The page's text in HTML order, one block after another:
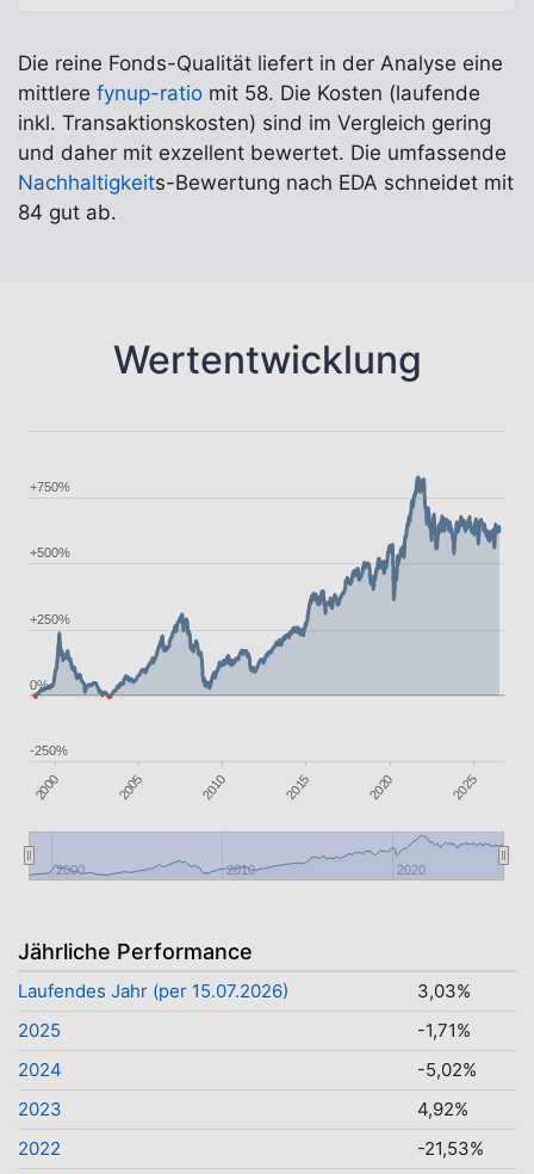
Die reine Fonds-Qualität liefert in der Analyse eine
mittlere fynup-ratio mit 58. Die Kosten (laufende
inkl. Transaktionskosten) sind im Vergleich gering
und daher mit exzellent bewertet. Die umfassende
Nachhaltigkeits-Bewertung nach EDA schneidet mit
84 gut ab.
Wertentwicklung
2000 2005 2010 2015 2020 2025
2000 2010 2020
-250%
0%
+250%
+500%
+750%
Jährliche Performance
Laufendes Jahr (per 15.07.2026)
3,03%
2025
-1,71%
2024
-5,02%
2023
4,92%
2022
-21,53%